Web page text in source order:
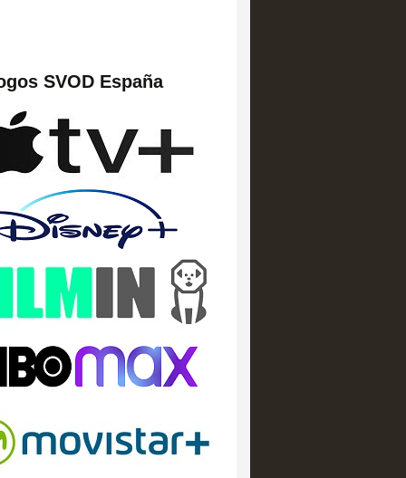
SVOD España